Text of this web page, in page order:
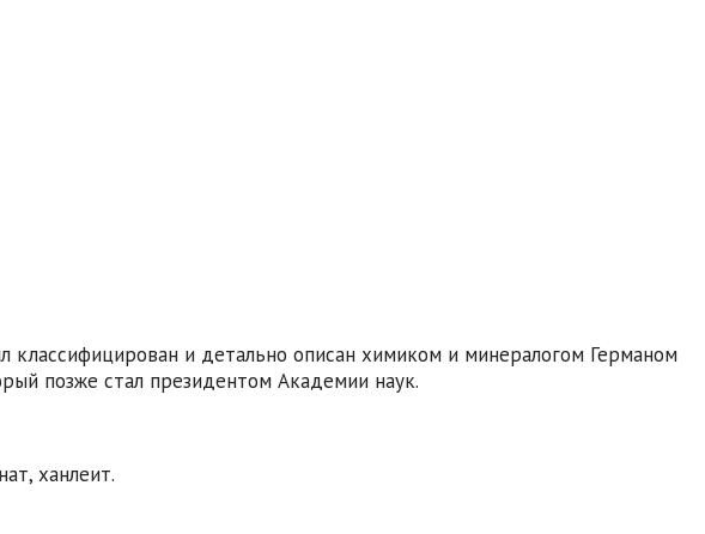
и детально описан химиком и минералогом Германом
позже стал президентом Академии наук.
ханлеит.